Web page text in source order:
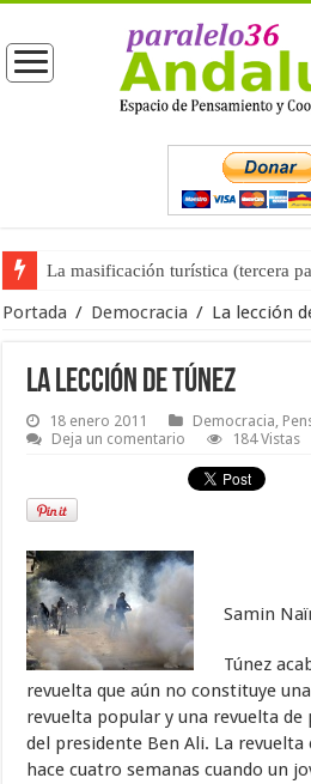
La masificación turística (tercera
La opinión pública ante las
Portada / Democracia / La lección
La lección de Túnez
18 enero 2011 Democracia,
Deja un comentario
184 Vistas
Samin
Túnez
revuelta que aún no constituye
revuelta popular y una revuelta
del presidente Ben Ali. La revuelta
hace cuatro semanas cuando un